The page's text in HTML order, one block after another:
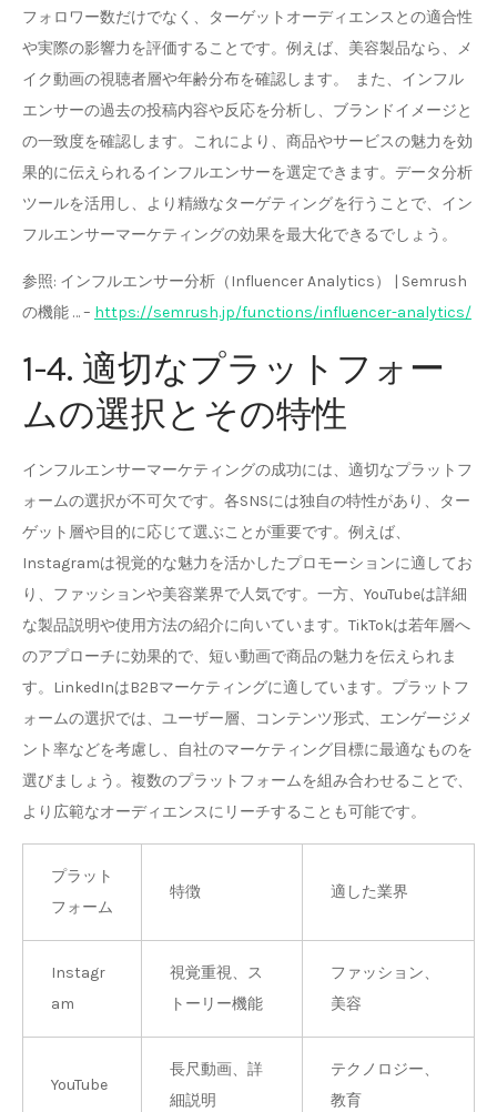
フォロワー数だけでなく、ターゲットオーディエンスとの適合性
や実際の影響力を評価することです。例えば、美容製品なら、メ
イク動画の視聴者層や年齢分布を確認します。 また、インフル
エンサーの過去の投稿内容や反応を分析し、ブランドイメージと
の一致度を確認します。これにより、商品やサービスの魅力を効
果的に伝えられるインフルエンサーを選定できます。データ分析
ツールを活用し、より精緻なターゲティングを行うことで、イン
フルエンサーマーケティングの効果を最大化できるでしょう。
参照: インフルエンサー分析（Influencer Analytics） | Semrush
の機能 … – https://semrush.jp/functions/influencer-analytics/
1-4. 適切なプラットフォー
ムの選択とその特性
インフルエンサーマーケティングの成功には、適切なプラットフ
ォームの選択が不可欠です。各SNSには独自の特性があり、ター
ゲット層や目的に応じて選ぶことが重要です。例えば、
Instagramは視覚的な魅力を活かしたプロモーションに適してお
り、ファッションや美容業界で人気です。一方、YouTubeは詳細
な製品説明や使用方法の紹介に向いています。TikTokは若年層へ
のアプローチに効果的で、短い動画で商品の魅力を伝えられま
す。LinkedInはB2Bマーケティングに適しています。プラットフ
ォームの選択では、ユーザー層、コンテンツ形式、エンゲージメ
ント率などを考慮し、自社のマーケティング目標に最適なものを
選びましょう。複数のプラットフォームを組み合わせることで、
より広範なオーディエンスにリーチすることも可能です。
プラット
フォーム
特徴 適した業界
Instagr
am
視覚重視、ス
トーリー機能
ファッション、
美容
YouTube
長尺動画、詳
細説明
テクノロジー、
教育